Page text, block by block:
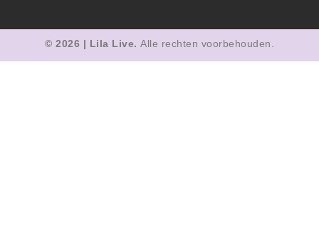
© 2026 | Lila Live. Alle rechten voorbehouden.